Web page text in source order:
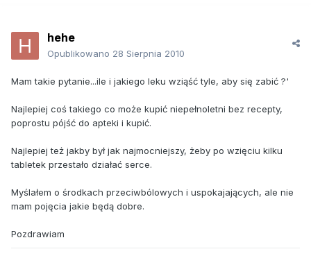
hehe
Opublikowano 28 Sierpnia 2010
Mam takie pytanie...ile i jakiego leku wziąść tyle, aby się zabić ?'
Najlepiej coś takiego co może kupić niepełnoletni bez recepty,
poprostu pójść do apteki i kupić.
Najlepiej też jakby był jak najmocniejszy, żeby po wzięciu kilku
tabletek przestało działać serce.
Myślałem o środkach przeciwbólowych i uspokajających, ale nie
mam pojęcia jakie będą dobre.
Pozdrawiam